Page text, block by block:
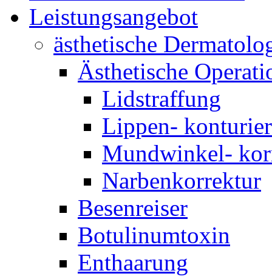
Leistungsangebot
ästhetische
Ästhetische
Lidstraffung
Lippen-
Mundwinkel-
Narbenkorrektur
Besenreiser
Botulinumtoxin
Enthaarung